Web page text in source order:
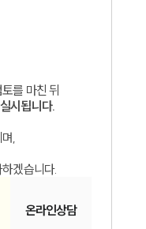
를 마친 뒤
시됩니다.
,
겠습니다.
온라인상담